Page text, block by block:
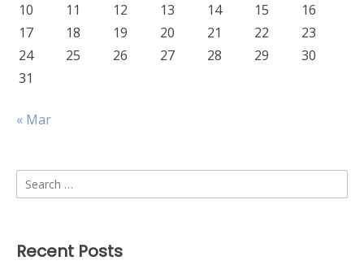
10
11 12 13 14 15
16
17
18 19 20 21 22
23
24
25 26 27 28 29
30
31
« Mar
Search
for:
Recent Posts